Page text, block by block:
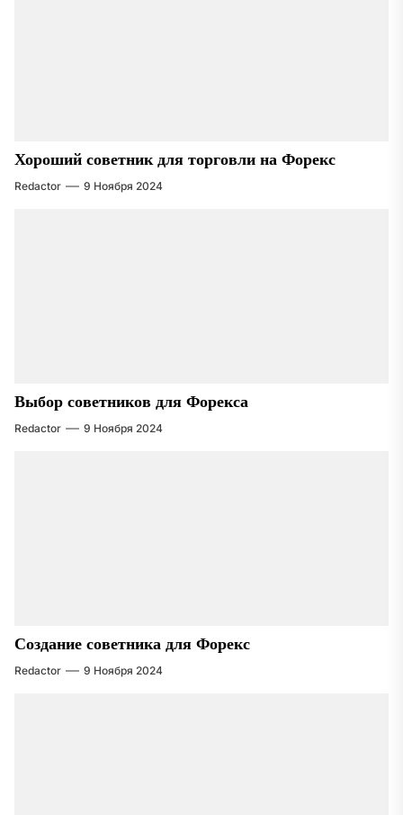
Хороший советник для торговли на Форекс
Redactor 9 Ноября 2024
Выбор советников для Форекса
Redactor 9 Ноября 2024
Создание советника для Форекс
Redactor 9 Ноября 2024